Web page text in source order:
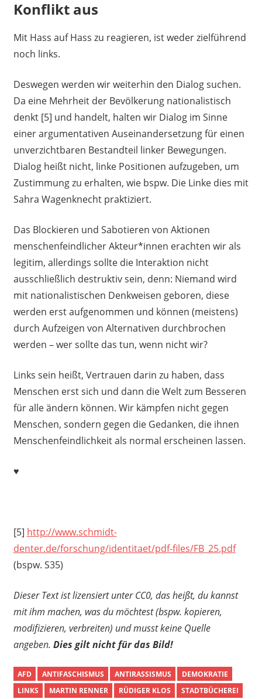
Konflikt aus
Mit Hass auf Hass zu reagieren, ist weder zielführend
noch links.
Deswegen werden wir weiterhin den Dialog suchen.
Da eine Mehrheit der Bevölkerung nationalistisch
denkt [5] und handelt, halten wir Dialog im Sinne
einer argumentativen Auseinandersetzung für einen
unverzichtbaren Bestandteil linker Bewegungen.
Dialog heißt nicht, linke Positionen aufzugeben, um
Zustimmung zu erhalten, wie bspw. Die Linke dies mit
Sahra Wagenknecht praktiziert.
Das Blockieren und Sabotieren von Aktionen
menschenfeindlicher Akteur*innen erachten wir als
legitim, allerdings sollte die Interaktion nicht
ausschließlich destruktiv sein, denn: Niemand wird
mit nationalistischen Denkweisen geboren, diese
werden erst aufgenommen und können (meistens)
durch Aufzeigen von Alternativen durchbrochen
werden – wer sollte das tun, wenn nicht wir?
Links sein heißt, Vertrauen darin zu haben, dass
Menschen erst sich und dann die Welt zum Besseren
für alle ändern können. Wir kämpfen nicht gegen
Menschen, sondern gegen die Gedanken, die ihnen
Menschenfeindlichkeit als normal erscheinen lassen.
♥
[5] http://www.schmidt-
denter.de/forschung/identitaet/pdf-files/FB_25.pdf
(bspw. S35)
Dieser Text ist lizensiert unter CC0, das heißt, du kannst
mit ihm machen, was du möchtest (bspw. kopieren,
modifizieren, verbreiten) und musst keine Quelle
angeben. Dies gilt nicht für das Bild!
AFD ANTIFASCHISMUS ANTIRASSISMUS
DEMOKRATIE
LINKS
MARTIN RENNER RÜDIGER KLOS STADTBÜCHEREI